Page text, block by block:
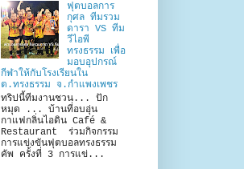
ฟุตบอลการ
กุศล ทีมรวม
ดารา VS ทีม
วีไอพี
ทรงธรรม เพื่อ
มอบอุปกรณ์
กีฬาให้กับโรงเรียนใน
ต.ทรงธรรม จ.กำแพงเพชร
ทริปนี้ทีมงานชวน... ปัก
หมุด ... บ้านที่อบอุ่น
กาแฟกลิ่นไอดิน Café &
Restaurant ร่วมกิจกรรม
การแข่งขันฟุตบอลทรงธรรม
คัพ ครั้งที่ 3 การแข่...